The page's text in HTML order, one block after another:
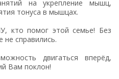
на укрепление мышц,
тонуса в мышцах.
кто помог этой семье! Без
справились.
двигаться вперёд,
Вам поклон!